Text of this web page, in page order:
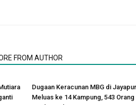
FROM AUTHOR
Dugaan Keracunan MBG di
Meluas ke 14 Kampung, 543 Orang